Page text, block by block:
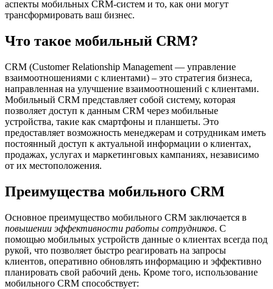
аспекты мобильных CRM-систем и то, как они могут
трансформировать ваш бизнес.
Что такое мобильный CRM?
CRM (Customer Relationship Management — управление
взаимоотношениями с клиентами) – это стратегия бизнеса,
направленная на улучшение взаимоотношений с клиентами.
Мобильный CRM представляет собой систему, которая
позволяет доступ к данным CRM через мобильные
устройства, такие как смартфоны и планшеты. Это
предоставляет возможность менеджерам и сотрудникам иметь
постоянный доступ к актуальной информации о клиентах,
продажах, услугах и маркетинговых кампаниях, независимо
от их местоположения.
Преимущества мобильного CRM
Основное преимущество мобильного CRM заключается в
повышении эффективности работы сотрудников. С
помощью мобильных устройств данные о клиентах всегда под
рукой, что позволяет быстро реагировать на запросы
клиентов, оперативно обновлять информацию и эффективно
планировать свой рабочий день. Кроме того, использование
мобильного CRM способствует: